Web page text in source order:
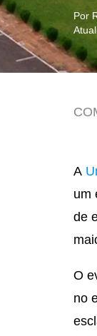
Por
A
um
de
O
no